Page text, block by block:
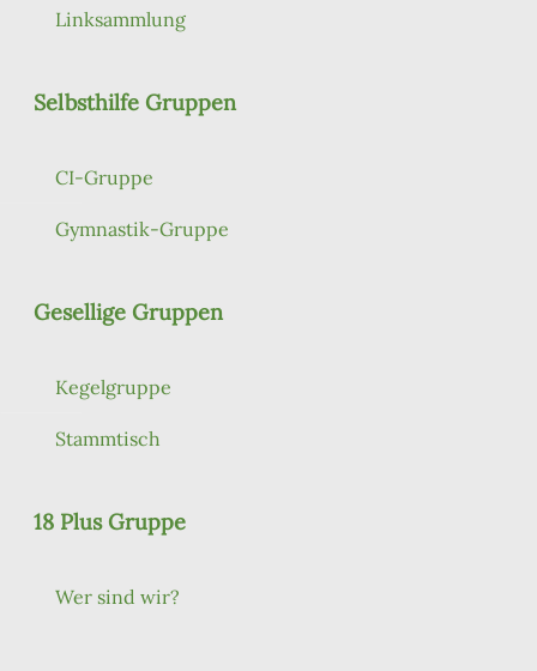
Linksammlung
Selbsthilfe Gruppen
CI-Gruppe
Gymnastik-Gruppe
Gesellige Gruppen
Kegelgruppe
Stammtisch
18 Plus Gruppe
Wer sind wir?